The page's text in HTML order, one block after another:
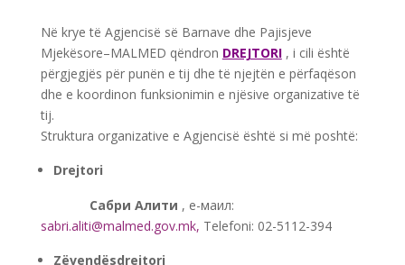
Në krye të Agjencisë së Barnave dhe Pajisjeve
Mjekësore–MALMED qëndron DREJTORI, i cili është
përgjegjës për punën e tij dhe të njejtën e përfaqëson
dhe e koordinon funksionimin e njësive organizative të
tij.
Struktura organizative e Agjencisë është si më poshtë:
Drejtori
Сабри Алити , е-маил:
sabri.aliti@malmed.gov.mk, Telefoni: 02-5112-394
Zëvendësdrejtori